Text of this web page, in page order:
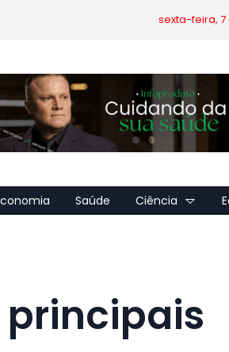
sexta-feira, 7
Saúde Ciência
principais